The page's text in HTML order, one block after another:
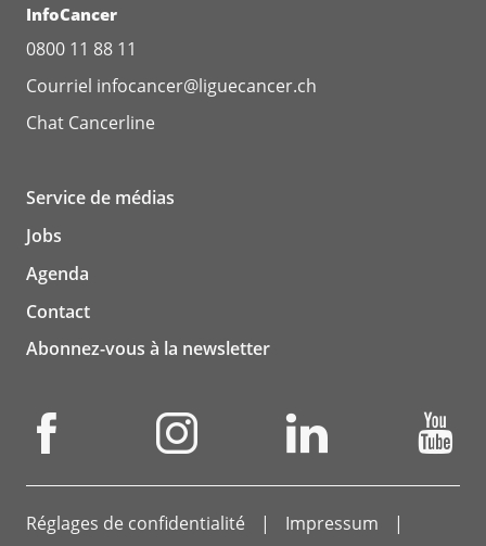
InfoCancer
0800 11 88 11
Courriel infocancer@liguecancer.ch
Chat Cancerline
Service de médias
Jobs
Agenda
Contact
Abonnez-vous à la newsletter
Réglages de confidentialité
Impressum